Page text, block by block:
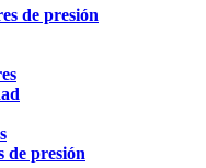
de presión
de presión